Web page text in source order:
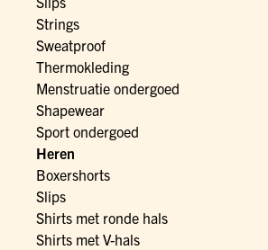
Strings
Sweatproof
Thermokleding
Menstruatie ondergoed
Shapewear
Sport ondergoed
Heren
Boxershorts
Slips
Shirts met ronde hals
Shirts met V-hals